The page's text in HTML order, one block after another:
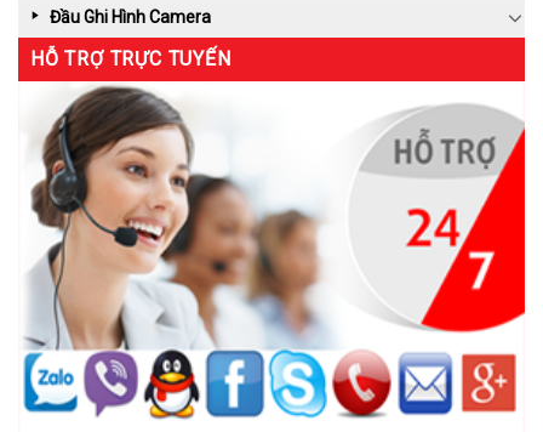
Đầu Ghi Hình Camera
HỖ TRỢ TRỰC TUYẾN